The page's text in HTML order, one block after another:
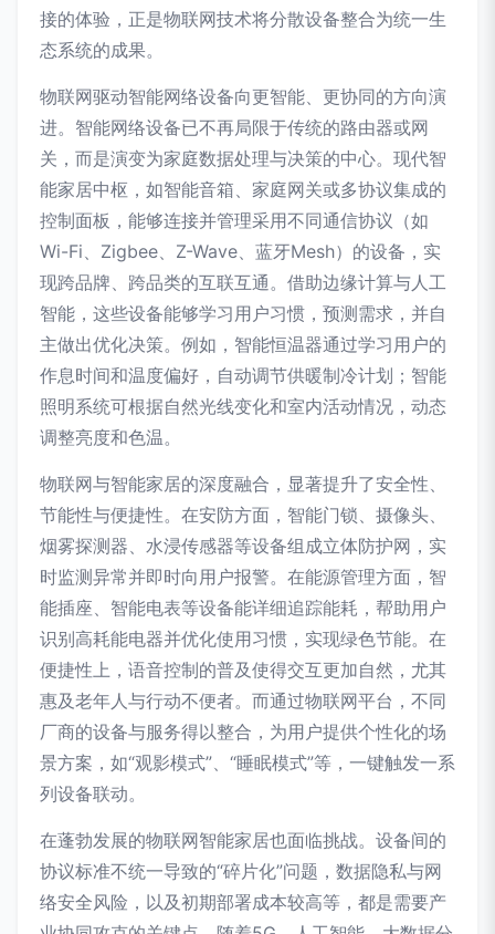
接的体验，正是物联网技术将分散设备整合为统一生
态系统的成果。
物联网驱动智能网络设备向更智能、更协同的方向演
进。智能网络设备已不再局限于传统的路由器或网
关，而是演变为家庭数据处理与决策的中心。现代智
能家居中枢，如智能音箱、家庭网关或多协议集成的
控制面板，能够连接并管理采用不同通信协议（如
Wi-Fi、Zigbee、Z-Wave、蓝牙Mesh）的设备，实
现跨品牌、跨品类的互联互通。借助边缘计算与人工
智能，这些设备能够学习用户习惯，预测需求，并自
主做出优化决策。例如，智能恒温器通过学习用户的
作息时间和温度偏好，自动调节供暖制冷计划；智能
照明系统可根据自然光线变化和室内活动情况，动态
调整亮度和色温。
物联网与智能家居的深度融合，显著提升了安全性、
节能性与便捷性。在安防方面，智能门锁、摄像头、
烟雾探测器、水浸传感器等设备组成立体防护网，实
时监测异常并即时向用户报警。在能源管理方面，智
能插座、智能电表等设备能详细追踪能耗，帮助用户
识别高耗能电器并优化使用习惯，实现绿色节能。在
便捷性上，语音控制的普及使得交互更加自然，尤其
惠及老年人与行动不便者。而通过物联网平台，不同
厂商的设备与服务得以整合，为用户提供个性化的场
景方案，如“观影模式”、“睡眠模式”等，一键触发一系
列设备联动。
在蓬勃发展的物联网智能家居也面临挑战。设备间的
协议标准不统一导致的“碎片化”问题，数据隐私与网
络安全风险，以及初期部署成本较高等，都是需要产